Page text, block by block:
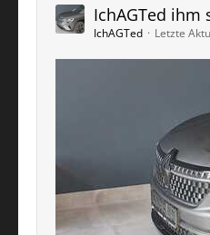
IchAGTed ihm
IchAGTed Letzte